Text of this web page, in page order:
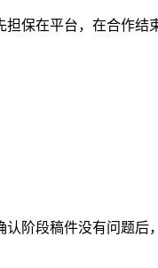
在平台，在合作结
阶段稿件没有问题后